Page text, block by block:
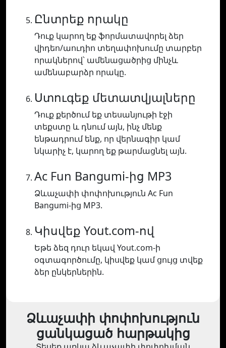
Ընտրեք որակը
Դուք կարող եք ֆորմատավորել ձեր
վիդեո/աուդիո տեղափոխումը տարբեր
որակներով՝ ամենացածրից մինչև
ամենաբարձր որակը.
Ստուգեք մետատվյալները
Դուք քերծում եք տեսանյութի էջի
տեքստը և դնում այն, ինչ մենք
ենթադրում ենք, որ վերնագիր կամ
նկարիչ է, կարող եք թարմացնել այն.
Ac Fun Bangumi-ից MP3
Ձևաչափի փոփոխություն Ac Fun
Bangumi-ից MP3.
Կիսվեք Yout.com-ով
Եթե ձեզ դուր եկավ Yout.com-ի
օգտագործումը, կիսվեք կամ ցույց տվեք
ձեր ընկերներին.
Ձևաչափի փոփոխություն
ցանկացած հարթակից